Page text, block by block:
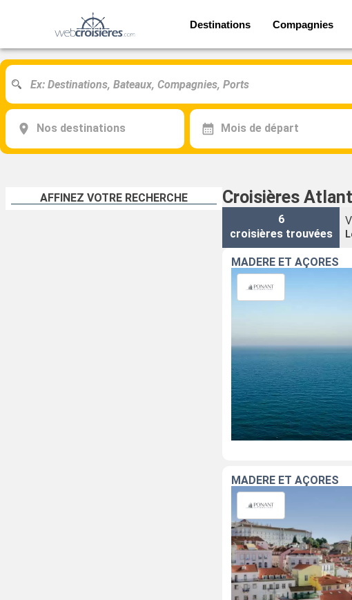
Destinations Compagnies
Nos destinations Mois de départ
AFFINEZ VOTRE RECHERCHE Croisières
6
croisières trouvées
MADÈRE ET AÇORES
MADÈRE ET AÇORES